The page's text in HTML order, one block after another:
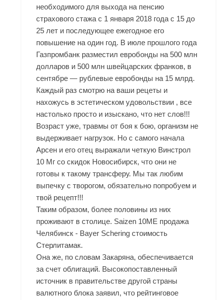
необходимого для выхода на пенсию
страхового стажа с 1 января 2018 года с 15 до
25 лет и последующее ежегодное его
повышение на один год. В июле прошлого года
Газпромбанк разместил евробонды на 500 млн
долларов и 500 млн швейцарских франков, в
сентябре — рублевые евробонды на 15 млрд.
Каждый раз смотрю на ваши рецеты и
нахожусь в эстетическом удовольствии , все
настолько просто и изыскано, что нет слов!!!
Возраст уже, травмы от боя к бою, организм не
выдерживает нагрузок. Но с самого начала
Арсен и его отец выражали четкую Винстрол
10 Мг со скидок Новосибирск, что они не
готовы к такому трансферу. Мы так любим
выпечку с творогом, обязательно попробуем и
твой рецепт!!!
Таким образом, более половины из них
проживают в столице. Saizen 10ME продажа
Челябинск - Bayer Schering стоимость
Стерлитамак.
Она же, по словам Закаряна, обеспечивается
за счет облигаций. Высокопоставленный
источник в правительстве другой страны
валютного блока заявил, что рейтинговое